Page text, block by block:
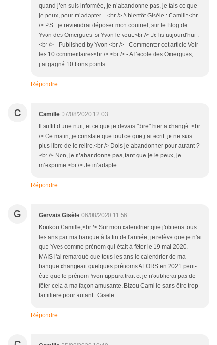
quand j’en suis informée, je n’abandonne pas, je fais ce que
je peux, pour m’adapter…<br /> A bientôt Gisèle : Camille<br
/> P.S : je reviendrai déposer mon courriel, sur le Blog de
Yvon des Omergues, si Yvon le veut.<br /> Je lis aujourd’hui :
<br /> - Published by Yvon <br /> - Commenter cet article Voir
les 10 commentaires<br /> <br /> - A l’école des Omergues,
j’ai gagné 10 bons points
Répondre
C Camille 07/08/2020 12:03
Il suffit d’une nuit, et ce que je devais "dire" hier a changé. <br
/> Ce matin, je constate que tout ce que j’ai écrit, je ne suis
plus libre de le relire.<br /> Dois-je abandonner pour autant ?
<br /> Non, je n’abandonne pas, tant que je le peux, je
m’exprime.<br /> Je m’adapte…
Répondre
G Gervais Gisèle 06/08/2020 11:56
Koukou Camille,<br /> Sur mon calendrier que j'obtiens tous
les ans par ma banque à la fin de l'année, je relève que je n'ai
que Yves comme prénom qui était à fêter le 19 mai 2020.
MAIS j'ai remarqué que tous les ans le calendrier de ma
banque changeait quelques prénoms ALORS en 2021 peut-
être que le prénom Yvon apparaitrait et je n'oublierai pas de
fêter cela à ma façon amusante. Bizou Camille sans être trop
familière pour autant : Gisèle
Répondre